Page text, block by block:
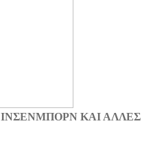
ΚΑΙ ΑΛΛΕΣ